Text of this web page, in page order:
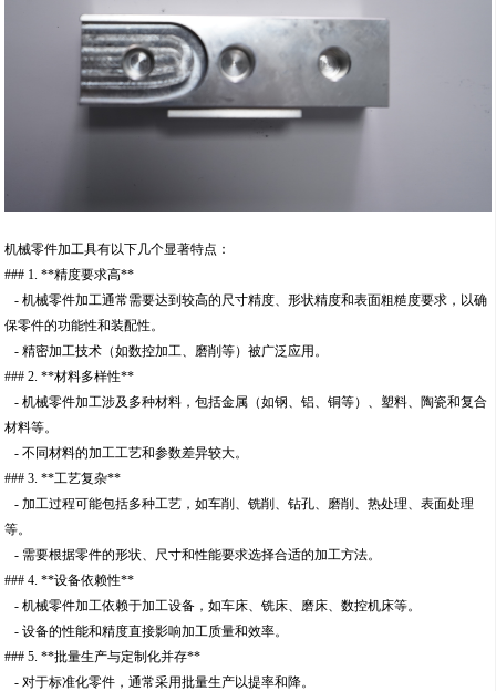
机械零件加工具有以下几个显著特点：
### 1. **精度要求高**
- 机械零件加工通常需要达到较高的尺寸精度、形状精度和表面粗糙度要求，以确
保零件的功能性和装配性。
- 精密加工技术（如数控加工、磨削等）被广泛应用。
### 2. **材料多样性**
- 机械零件加工涉及多种材料，包括金属（如钢、铝、铜等）、塑料、陶瓷和复合
材料等。
- 不同材料的加工工艺和参数差异较大。
### 3. **工艺复杂**
- 加工过程可能包括多种工艺，如车削、铣削、钻孔、磨削、热处理、表面处理
等。
- 需要根据零件的形状、尺寸和性能要求选择合适的加工方法。
### 4. **设备依赖性**
- 机械零件加工依赖于加工设备，如车床、铣床、磨床、数控机床等。
- 设备的性能和精度直接影响加工质量和效率。
### 5. **批量生产与定制化并存**
- 对于标准化零件，通常采用批量生产以提率和降。